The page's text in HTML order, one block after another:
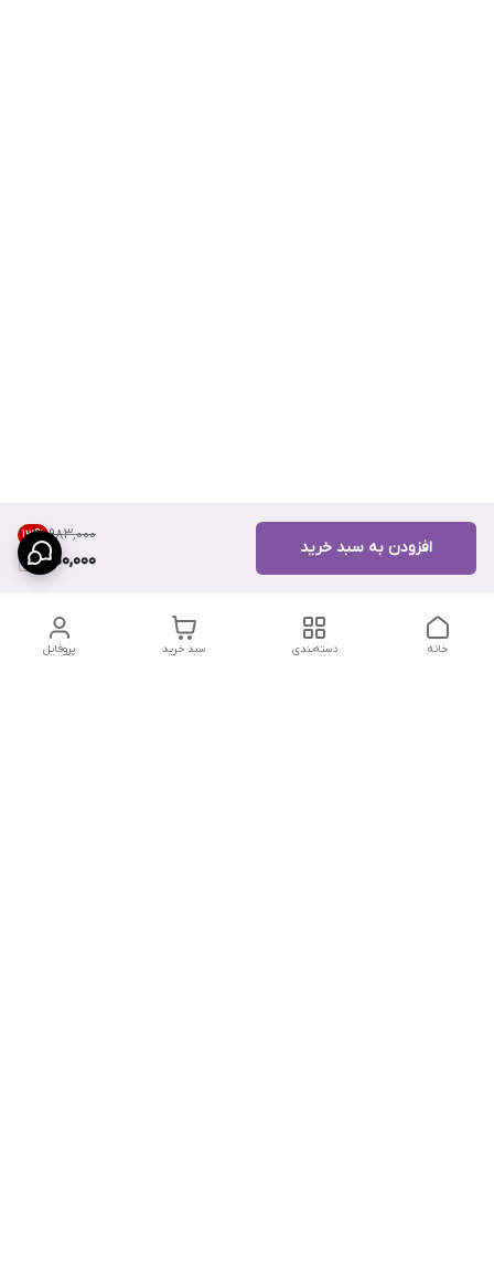
۹۸۳٬۰۰۰ 13%
850,000
افزودن به سبد خرید
پروفایل سبد خرید دسته‌بندی خانه